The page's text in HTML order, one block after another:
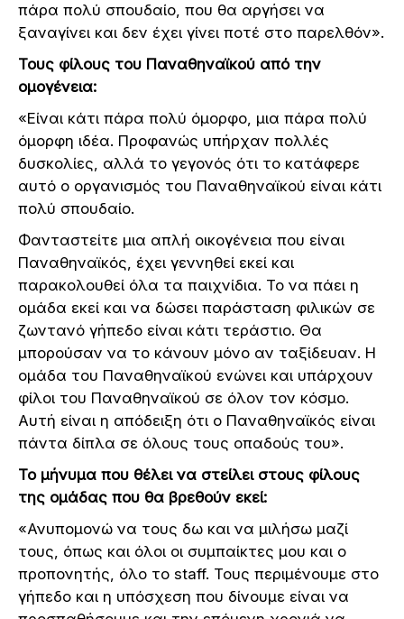
πάρα πολύ σπουδαίο, που θα αργήσει να
ξαναγίνει και δεν έχει γίνει ποτέ στο παρελθόν».
Τους φίλους του Παναθηναϊκού από την
ομογένεια:
«Είναι κάτι πάρα πολύ όμορφο, μια πάρα πολύ
όμορφη ιδέα. Προφανώς υπήρχαν πολλές
δυσκολίες, αλλά το γεγονός ότι το κατάφερε
αυτό ο οργανισμός του Παναθηναϊκού είναι κάτι
πολύ σπουδαίο.
Φανταστείτε μια απλή οικογένεια που είναι
Παναθηναϊκός, έχει γεννηθεί εκεί και
παρακολουθεί όλα τα παιχνίδια. Το να πάει η
ομάδα εκεί και να δώσει παράσταση φιλικών σε
ζωντανό γήπεδο είναι κάτι τεράστιο. Θα
μπορούσαν να το κάνουν μόνο αν ταξίδευαν. Η
ομάδα του Παναθηναϊκού ενώνει και υπάρχουν
φίλοι του Παναθηναϊκού σε όλον τον κόσμο.
Αυτή είναι η απόδειξη ότι ο Παναθηναϊκός είναι
πάντα δίπλα σε όλους τους οπαδούς του».
Το μήνυμα που θέλει να στείλει στους φίλους
της ομάδας που θα βρεθούν εκεί:
«Ανυπομονώ να τους δω και να μιλήσω μαζί
τους, όπως και όλοι οι συμπαίκτες μου και ο
προπονητής, όλο το staff. Τους περιμένουμε στο
γήπεδο και η υπόσχεση που δίνουμε είναι να